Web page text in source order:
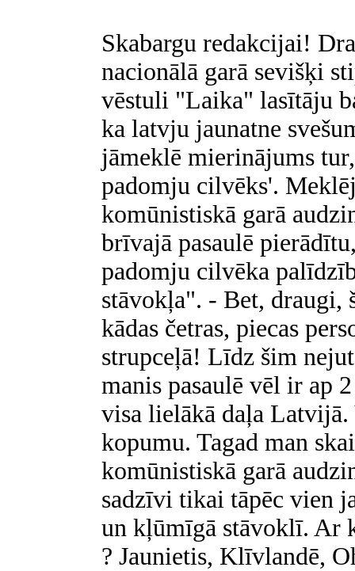
Skabargu redakcijai!
nacionālā garā sevišķi
vēstuli "Laika" lasītāju
ka latvju jaunatne
jāmeklē mierinājums
padomju cilvēks'.
komūnistiskā garā
brīvajā pasaulē
padomju cilvēka
stāvokļa". - Bet, draugi,
kādas četras, piecas
strupceļā! Līdz šim
manis pasaulē vēl ir ap
visa lielākā daļa Latvijā.
kopumu. Tagad man
komūnistiskā garā
sadzīvi tikai tāpēc vien
un kļūmīgā stāvoklī. Ar
? Jaunietis, Klīvlandē,